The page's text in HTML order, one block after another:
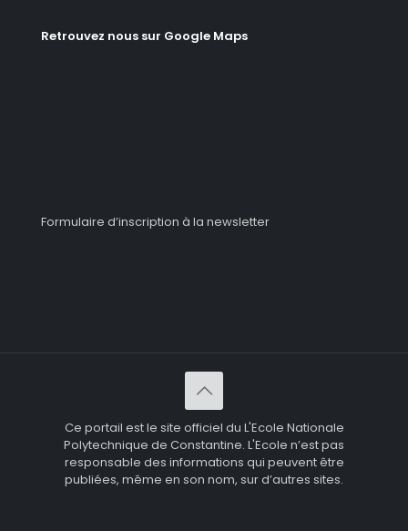
Retrouvez nous sur Google Maps
Formulaire d’inscription à la newsletter
Ce portail est le site officiel du L'Ecole Nationale
Polytechnique de Constantine. L'Ecole n’est pas
responsable des informations qui peuvent être
publiées, même en son nom, sur d’autres sites.